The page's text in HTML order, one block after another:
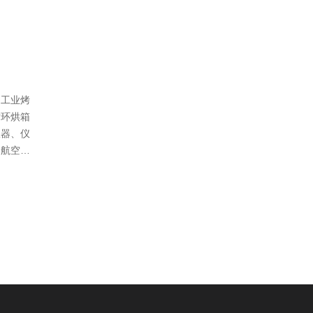
业烤
烘箱
、仪
空、